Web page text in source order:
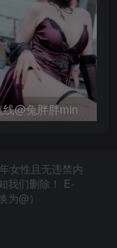
@兔胖胖min
女性且无违禁内
我们删除！ E-
@）